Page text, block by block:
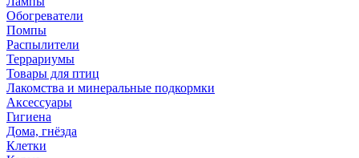
Обогреватели
Помпы
Распылители
Террариумы
Товары для птиц
Лакомства и минеральные подкормки
Аксессуары
Гигиена
Дома, гнёзда
Клетки